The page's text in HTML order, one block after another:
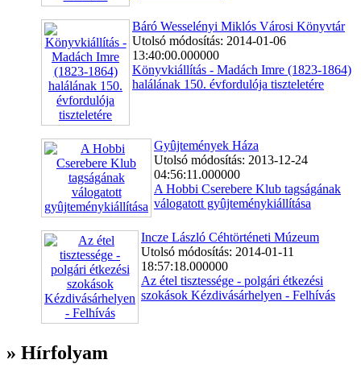
Báró Wesselényi Miklós Városi Könyvtár
Utolsó módosítás: 2014-01-06
13:40:00.000000
Könyvkiállítás - Madách Imre (1823-1864)
halálának 150. évfordulója tiszteletére
Gyûjtemények Háza
Utolsó módosítás: 2013-12-24
04:56:11.000000
A Hobbi Cserebere Klub tagságának
válogatott gyûjteménykiállítása
Incze László Céhtörténeti Múzeum
Utolsó módosítás: 2014-01-11
18:57:18.000000
Az étel tisztessége - polgári étkezési
szokások Kézdivásárhelyen - Felhívás
» Hírfolyam